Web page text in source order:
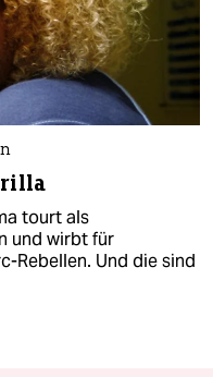
tourt als
und wirbt für
Rebellen. Und die sind